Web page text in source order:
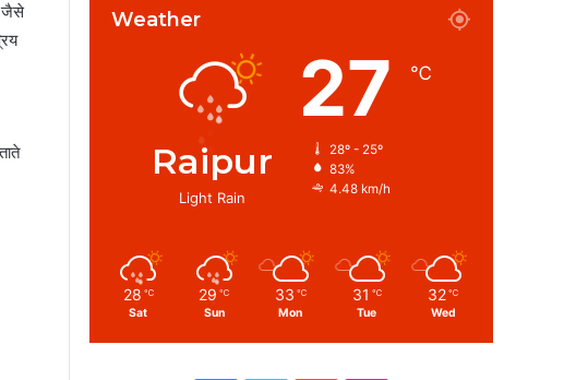
जैसे
Weather
Raipur
Light Rain
27 ℃
28º - 25º
83%
4.48 km/h
28 ℃
Sat
29 ℃
Sun
33 ℃
Mon
31 ℃
Tue
32 ℃
Wed